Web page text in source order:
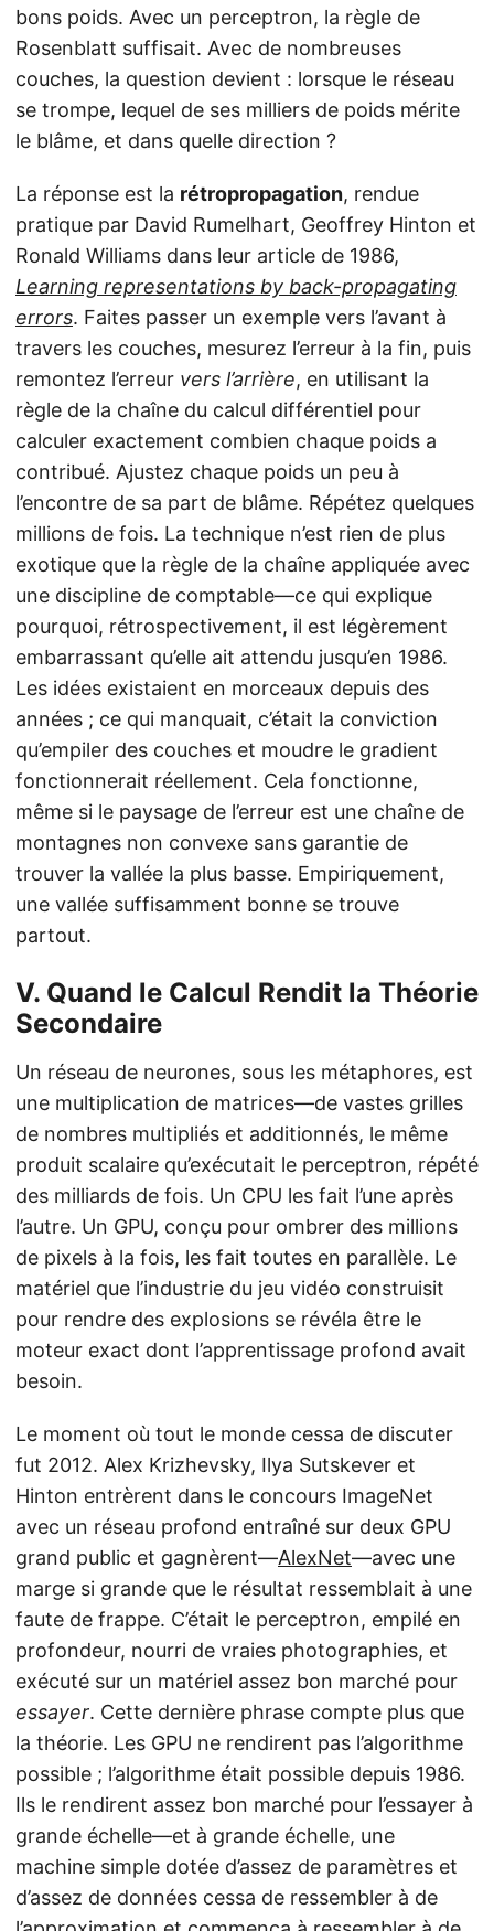
bons poids. Avec un perceptron, la règle de
Rosenblatt suffisait. Avec de nombreuses
couches, la question devient : lorsque le réseau
se trompe, lequel de ses milliers de poids mérite
le blâme, et dans quelle direction ?
La réponse est la rétropropagation, rendue
pratique par David Rumelhart, Geoffrey Hinton et
Ronald Williams dans leur article de 1986,
Learning representations by back-propagating
errors. Faites passer un exemple vers l’avant à
travers les couches, mesurez l’erreur à la fin, puis
remontez l’erreur vers l’arrière, en utilisant la
règle de la chaîne du calcul différentiel pour
calculer exactement combien chaque poids a
contribué. Ajustez chaque poids un peu à
l’encontre de sa part de blâme. Répétez quelques
millions de fois. La technique n’est rien de plus
exotique que la règle de la chaîne appliquée avec
une discipline de comptable—ce qui explique
pourquoi, rétrospectivement, il est légèrement
embarrassant qu’elle ait attendu jusqu’en 1986.
Les idées existaient en morceaux depuis des
années ; ce qui manquait, c’était la conviction
qu’empiler des couches et moudre le gradient
fonctionnerait réellement. Cela fonctionne,
même si le paysage de l’erreur est une chaîne de
montagnes non convexe sans garantie de
trouver la vallée la plus basse. Empiriquement,
une vallée suffisamment bonne se trouve
partout.
V. Quand le Calcul Rendit la Théorie
Secondaire
Un réseau de neurones, sous les métaphores, est
une multiplication de matrices—de vastes grilles
de nombres multipliés et additionnés, le même
produit scalaire qu’exécutait le perceptron, répété
des milliards de fois. Un CPU les fait l’une après
l’autre. Un GPU, conçu pour ombrer des millions
de pixels à la fois, les fait toutes en parallèle. Le
matériel que l’industrie du jeu vidéo construisit
pour rendre des explosions se révéla être le
moteur exact dont l’apprentissage profond avait
besoin.
Le moment où tout le monde cessa de discuter
fut 2012. Alex Krizhevsky, Ilya Sutskever et
Hinton entrèrent dans le concours ImageNet
avec un réseau profond entraîné sur deux GPU
grand public et gagnèrent—AlexNet—avec une
marge si grande que le résultat ressemblait à une
faute de frappe. C’était le perceptron, empilé en
profondeur, nourri de vraies photographies, et
exécuté sur un matériel assez bon marché pour
essayer. Cette dernière phrase compte plus que
la théorie. Les GPU ne rendirent pas l’algorithme
possible ; l’algorithme était possible depuis 1986.
Ils le rendirent assez bon marché pour l’essayer à
grande échelle—et à grande échelle, une
machine simple dotée d’assez de paramètres et
d’assez de données cessa de ressembler à de